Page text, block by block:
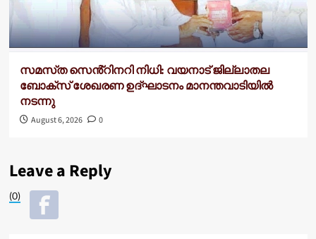
സമസ്‌ത സെൻ്റിനറി നിധി: വയനാട് ജില്ലാതല
ബോക്സ് ശേഖരണ ഉദ്ഘാടനം മാനന്തവാടിയിൽ
നടന്നു
August 6, 2026 0
Leave a Reply
(0)